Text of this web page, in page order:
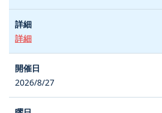
詳細
2026/8/27